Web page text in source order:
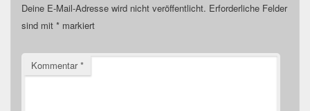
Deine E-Mail-Adresse wird nicht veröffentlicht. Erforderliche Felder
sind mit * markiert
Kommentar*